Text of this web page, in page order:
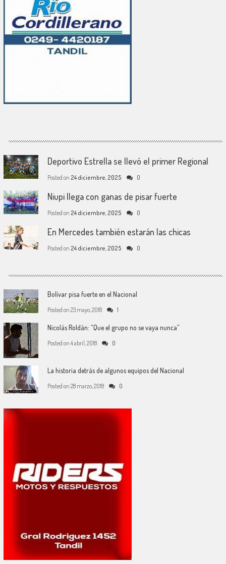
Deportivo Estrella se llevó el primer Regional
Posted on 24 diciembre, 2025 0
Niupi llega con ganas de pisar fuerte
Posted on 24 diciembre, 2025 0
En Mercedes también estarán las chicas
Posted on 24 diciembre, 2025 0
Bolívar pisa fuerte en el Nacional
Posted on 23 mayo, 2018 1
Nicolás Roldán: “Que el grupo no se vaya nunca”
Posted on 4 abril, 2018 0
La historia detrás de algunos equipos del Nacional
Posted on 28 marzo, 2018 0